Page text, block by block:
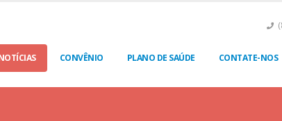
CONVÊNIO PLANO DE SAÚDE CONTATE-NOS